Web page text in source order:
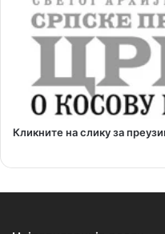
Кликните на слику за